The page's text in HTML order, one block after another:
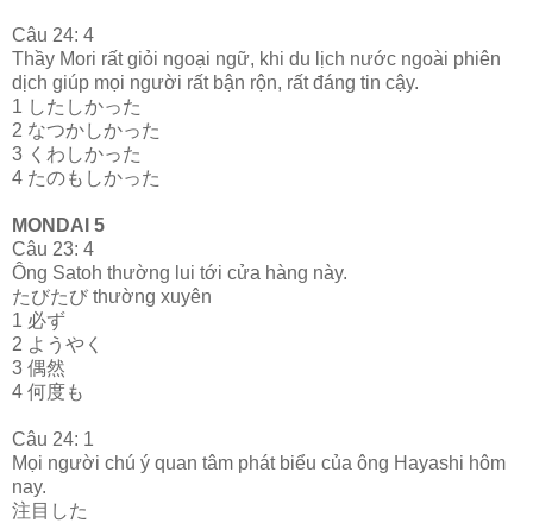
Câu 24: 4
Thầy Mori rất giỏi ngoại ngữ, khi du lịch nước ngoài phiên
dịch giúp mọi người rất bận rộn, rất đáng tin cậy.
1 したしかった
2 なつかしかった
3 くわしかった
4 たのもしかった
MONDAI 5
Câu 23: 4
Ông Satoh thường lui tới cửa hàng này.
たびたび thường xuyên
1 必ず
2 ようやく
3 偶然
4 何度も
Câu 24: 1
Mọi người chú ý quan tâm phát biểu của ông Hayashi hôm
nay.
注目した